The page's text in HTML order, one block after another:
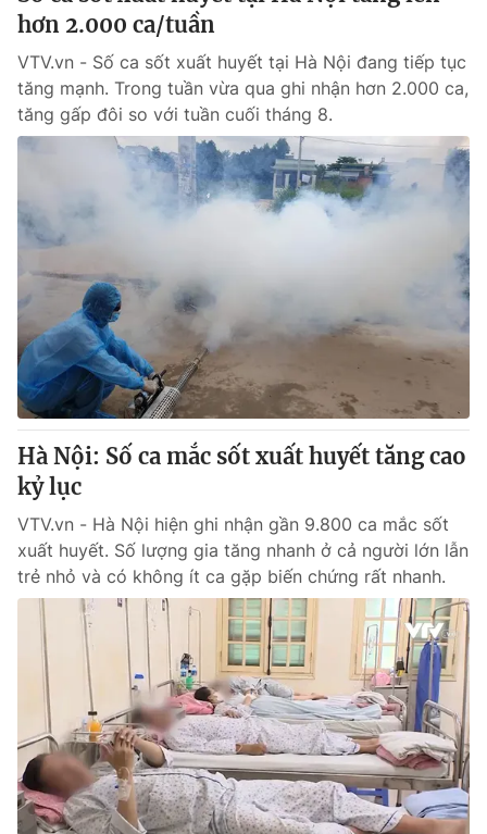
hơn 2.000 ca/tuần
VTV.vn - Số ca sốt xuất huyết tại Hà Nội đang tiếp tục
tăng mạnh. Trong tuần vừa qua ghi nhận hơn 2.000 ca,
tăng gấp đôi so với tuần cuối tháng 8.
Hà Nội: Số ca mắc sốt xuất huyết tăng cao
kỷ lục
VTV.vn - Hà Nội hiện ghi nhận gần 9.800 ca mắc sốt
xuất huyết. Số lượng gia tăng nhanh ở cả người lớn lẫn
trẻ nhỏ và có không ít ca gặp biến chứng rất nhanh.